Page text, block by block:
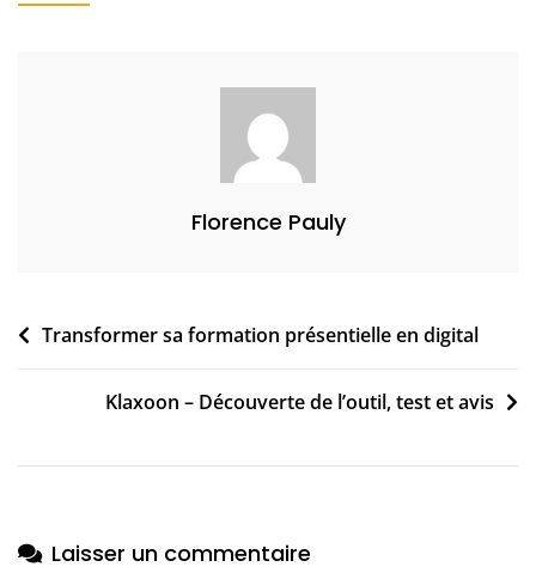
Productif
Florence Pauly
Navigation
l’article
Transformer sa formation présentielle en digital
Klaxoon – Découverte de l’outil, test et avis
Laisser un commentaire